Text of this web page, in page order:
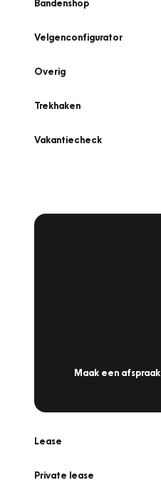
Bandenshop
Velgenconfigurator
Overig
Trekhaken
Vakantiecheck
Maak een afspraak
Lease
Private lease